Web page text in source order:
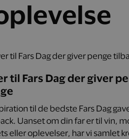
til Fars Dag der giver
til de bedste Fars Dag
Uanset om din far er til vin,
eller oplevelser, har vi samlet